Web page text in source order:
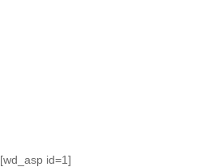
[wd_asp id=1]